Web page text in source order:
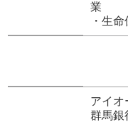
業
・生
アイオ
群馬銀